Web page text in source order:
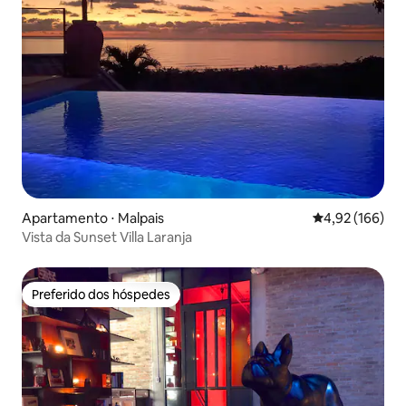
Apartamento ⋅ Malpais 4,92 de uma
4,92 (166)
Vista da Sunset Villa Laranja
Preferido dos hóspedes
Preferido dos hóspedes